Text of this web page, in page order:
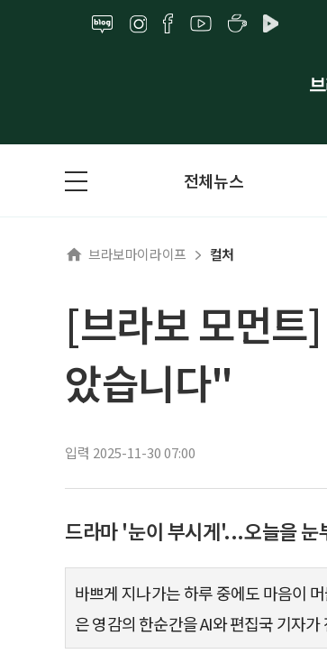
전체뉴스
브라보마이라이프 컬처
[브라보 모먼트
았습니다"
입력 2025-11-30 07:00
드라마 '눈이 부시게'...오늘을 눈
바쁘게 지나가는 하루 중에도 마음이
은 영감의 한순간을 AI와 편집국 기자가